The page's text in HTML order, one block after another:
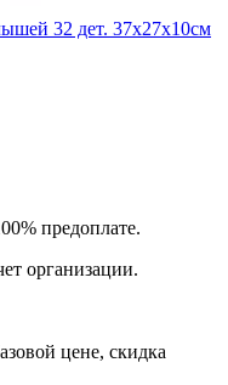
32 дет. 37х27х10см
предоплате.
организации.
цене, скидка